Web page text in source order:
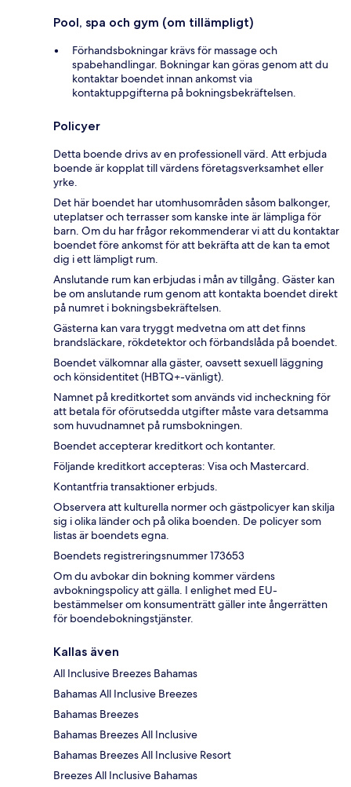
Pool, spa och gym (om tillämpligt)
Förhandsbokningar krävs för massage och
spabehandlingar. Bokningar kan göras genom att du
kontaktar boendet innan ankomst via
kontaktuppgifterna på bokningsbekräftelsen.
Policyer
Detta boende drivs av en professionell värd. Att erbjuda
boende är kopplat till värdens företagsverksamhet eller
yrke.
Det här boendet har utomhusområden såsom balkonger,
uteplatser och terrasser som kanske inte är lämpliga för
barn. Om du har frågor rekommenderar vi att du kontaktar
boendet före ankomst för att bekräfta att de kan ta emot
dig i ett lämpligt rum.
Anslutande rum kan erbjudas i mån av tillgång. Gäster kan
be om anslutande rum genom att kontakta boendet direkt
på numret i bokningsbekräftelsen.
Gästerna kan vara tryggt medvetna om att det finns
brandsläckare, rökdetektor och förbandslåda på boendet.
Boendet välkomnar alla gäster, oavsett sexuell läggning
och könsidentitet (HBTQ+-vänligt).
Namnet på kreditkortet som används vid incheckning för
att betala för oförutsedda utgifter måste vara detsamma
som huvudnamnet på rumsbokningen.
Boendet accepterar kreditkort och kontanter.
Följande kreditkort accepteras: Visa och Mastercard.
Kontantfria transaktioner erbjuds.
Observera att kulturella normer och gästpolicyer kan skilja
sig i olika länder och på olika boenden. De policyer som
listas är boendets egna.
Boendets registreringsnummer 173653
Om du avbokar din bokning kommer värdens
avbokningspolicy att gälla. I enlighet med EU-
bestämmelser om konsumenträtt gäller inte ångerrätten
för boendebokningstjänster.
Kallas även
All Inclusive Breezes Bahamas
Bahamas All Inclusive Breezes
Bahamas Breezes
Bahamas Breezes All Inclusive
Bahamas Breezes All Inclusive Resort
Breezes All Inclusive Bahamas